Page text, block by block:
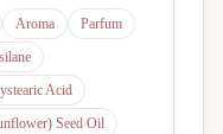
Aroma
Parfum
Acid
Seed Oil